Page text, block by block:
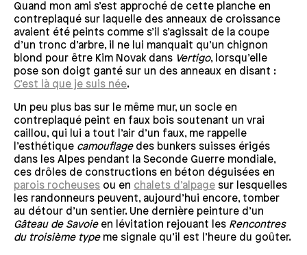
Quand mon ami s’est approché de cette planche en
contreplaqué sur laquelle des anneaux de croissance
avaient été peints comme s’il s’agissait de la coupe
d’un tronc d’arbre, il ne lui manquait qu’un chignon
blond pour être Kim Novak dans Vertigo, lorsqu’elle
pose son doigt ganté sur un des anneaux en disant :
C’est là que je suis née.
Un peu plus bas sur le même mur, un socle en
contreplaqué peint en faux bois soutenant un vrai
caillou, qui lui a tout l’air d’un faux, me rappelle
l’esthétique camouflagedes bunkers suisses érigés
dans les Alpes pendant la Seconde Guerre mondiale,
ces drôles de constructions en béton déguisées en
parois rocheuses ou en chalets d’alpage sur lesquelles
les randonneurs peuvent, aujourd’hui encore, tomber
au détour d’un sentier. Une dernière peinture d’un
Gâteau de Savoieen lévitation rejouant les Rencontres
du troisième typeme signale qu’il est l’heure du goûter.